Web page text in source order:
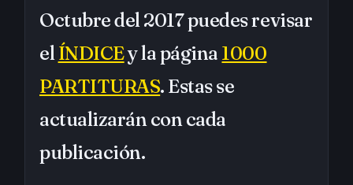
Octubre del 2017 puedes revisar
elÍNDICEy la página 1000
PARTITURAS. Estas se
actualizarán con cada
publicación.